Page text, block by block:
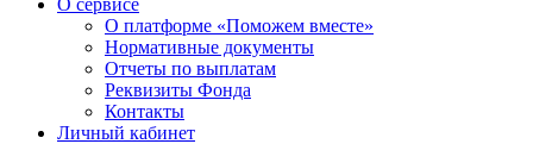
О сервисе
О платформе «Поможем вместе»
Нормативные документы
Отчеты по выплатам
Реквизиты Фонда
Контакты
Личный кабинет